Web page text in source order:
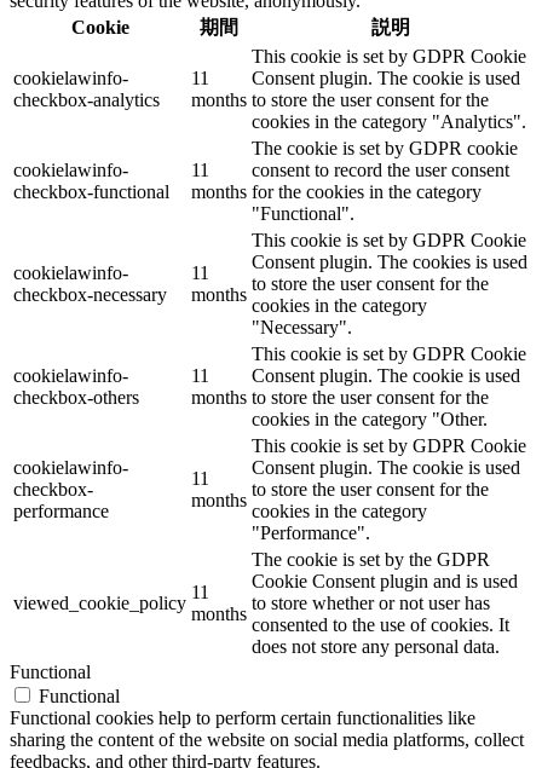
Cookie
期間 説明
cookielawinfo-
checkbox-analytics
11
months
This cookie is set by GDPR Cookie
Consent plugin. The cookie is used
to store the user consent for the
cookies in the category "Analytics".
cookielawinfo-
checkbox-functional
11
months
The cookie is set by GDPR cookie
consent to record the user consent
for the cookies in the category
"Functional".
cookielawinfo-
checkbox-necessary
11
months
This cookie is set by GDPR Cookie
Consent plugin. The cookies is used
to store the user consent for the
cookies in the category
"Necessary".
cookielawinfo-
checkbox-others
11
months
This cookie is set by GDPR Cookie
Consent plugin. The cookie is used
to store the user consent for the
cookies in the category "Other.
cookielawinfo-
checkbox-
performance
11
months
This cookie is set by GDPR Cookie
Consent plugin. The cookie is used
to store the user consent for the
cookies in the category
"Performance".
viewed_cookie_policy
11
months
The cookie is set by the GDPR
Cookie Consent plugin and is used
to store whether or not user has
consented to the use of cookies. It
does not store any personal data.
Functional
Functional
Functional cookies help to perform certain functionalities like
sharing the content of the website on social media platforms, collect
feedbacks, and other third-party features.